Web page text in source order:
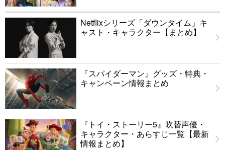
Netflixシリーズ「ダウンタイム」キ
ャスト・キャラクター【まとめ】
『スパイダーマン』グッズ・特典・
キャンペーン情報まとめ
『トイ・ストーリー5』吹替声優・
キャラクター・あらすじ一覧【最新
情報まとめ】